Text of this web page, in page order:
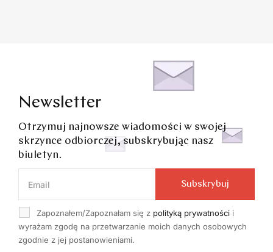
Newsletter
Otrzymuj najnowsze wiadomości w swojej
skrzynce odbiorczej, subskrybując nasz
biuletyn.
Zapoznałem/Zapoznałam się z polityką prywatności i
wyrażam zgodę na przetwarzanie moich danych osobowych
zgodnie z jej postanowieniami.
Subskrybuj